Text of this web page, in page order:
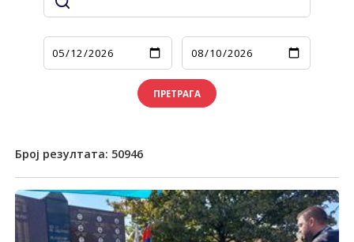
ПРЕТРАГА
Број резултата: 50946